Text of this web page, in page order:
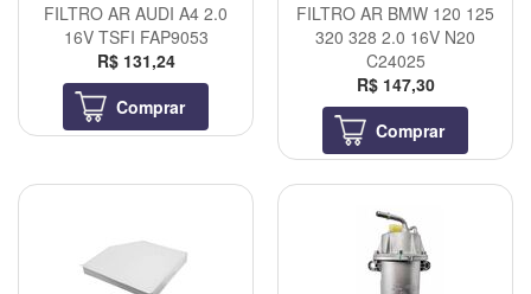
FILTRO AR AUDI A4 2.0
16V TSFI FAP9053
R$ 131,24
Comprar
FILTRO AR BMW 120 125
320 328 2.0 16V N20
C24025
R$ 147,30
Comprar